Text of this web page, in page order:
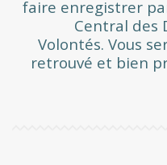
faire enregistrer
Central des
Volontés. Vous
retrouvé et bien